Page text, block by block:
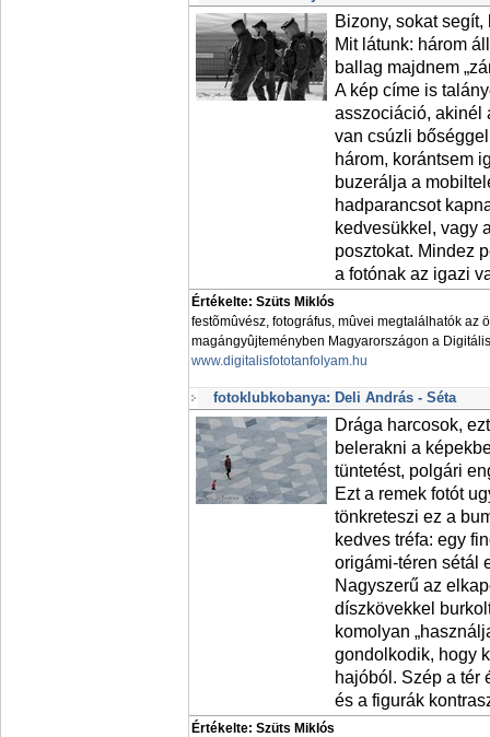
Bizony, sokat
Mit látunk: három
ballag majdnem
A kép címe is
asszociáció, akinél
van csúzli
három, korántsem
buzerálja a
hadparancsot
kedvesükkel, vagy
posztokat. Mindez
a fotónak az igazi
Értékelte: Szüts Miklós
festõmûvész, fotográfus, mûvei megtalálhatók az
magángyûjteményben Magyarországon a
www.digitalisfototanfolyam.hu
fotoklubkobanya: Deli András - Séta
Drága harcosok,
belerakni a
tüntetést, polgári
Ezt a remek fotót
tönkreteszi ez a
kedves tréfa: egy
origámi-téren sétál
Nagyszerű az
díszkövekkel
komolyan
gondolkodik, hogy
hajóból. Szép a tér
és a figurák
Értékelte: Szüts Miklós